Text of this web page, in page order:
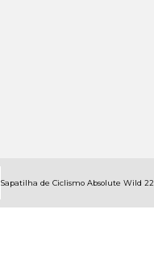
Sapatilha de Ciclismo Absolute Wild 22